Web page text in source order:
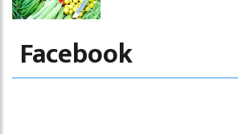
Facebook